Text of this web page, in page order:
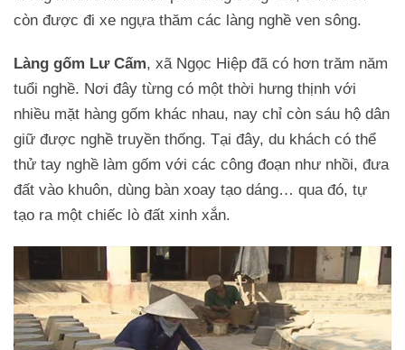
còn được đi xe ngựa thăm các làng nghề ven sông.
Làng gốm Lư Cấm, xã Ngọc Hiệp đã có hơn trăm năm
tuổi nghề. Nơi đây từng có một thời hưng thịnh với
nhiều mặt hàng gốm khác nhau, nay chỉ còn sáu hộ dân
giữ được nghề truyền thống. Tại đây, du khách có thể
thử tay nghề làm gốm với các công đoạn như nhồi, đưa
đất vào khuôn, dùng bàn xoay tạo dáng… qua đó, tự
tạo ra một chiếc lò đất xinh xắn.